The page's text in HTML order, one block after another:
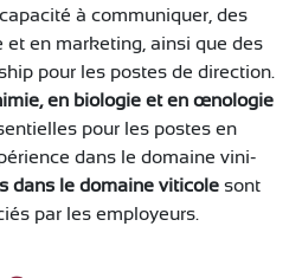
à communiquer, des
et en marketing, ainsi que des
pour les postes de direction.
en biologie et en œnologie
pour les postes en
dans le domaine vini-
dans le domaine viticolesont
par les employeurs.